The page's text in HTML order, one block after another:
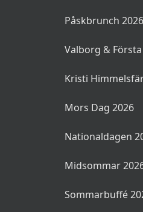
Påskbrunch 2026
Valborg &
Kristi
Mors Dag 2026
Nationaldagen
Midsommar
Sommarbuffé